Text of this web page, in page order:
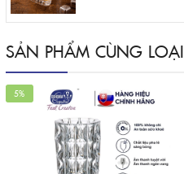
SẢN PHẨM CÙNG LOẠI
5%